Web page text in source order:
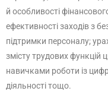
й особливості
ефективності заходів з
підтримки персоналу;
змісту трудових
навичками роботи із
діяльності тощо.